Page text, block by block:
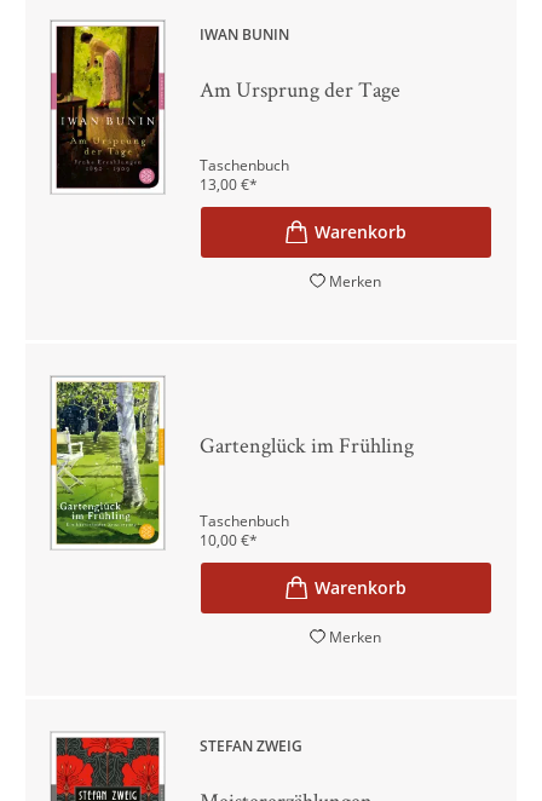
IWAN BUNIN
Am Ursprung der Tage
Taschenbuch
13,00€*
Merken
Gartenglück im Frühling
Taschenbuch
10,00€*
Merken
STEFAN ZWEIG